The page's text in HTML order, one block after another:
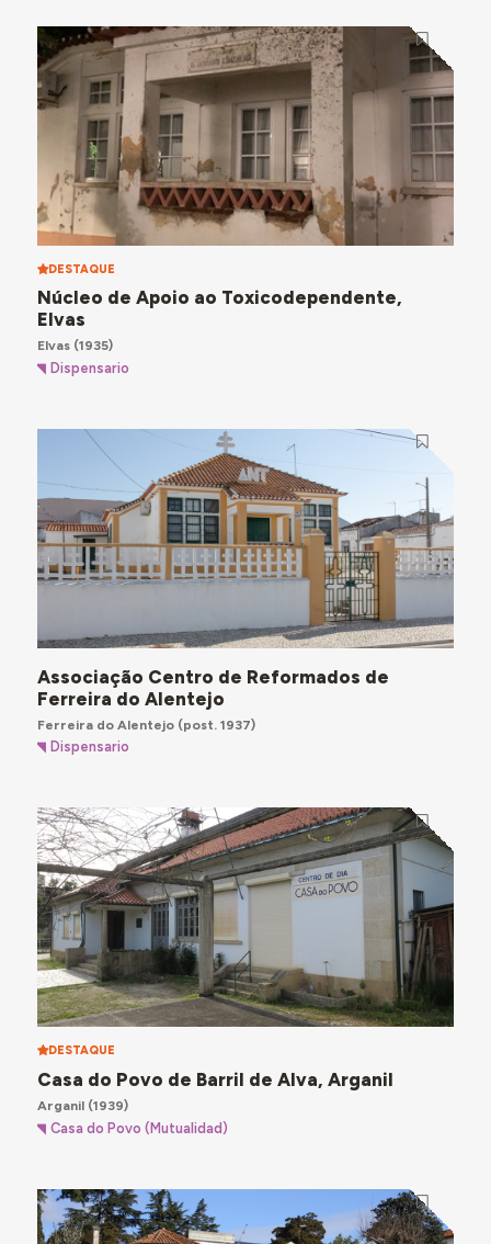
DESTAQUE
Núcleo de Apoio ao Toxicodependente,
Elvas
Elvas(1935)
Dispensario
Associação Centro de Reformados de
Ferreira do Alentejo
Ferreira do Alentejo(post. 1937)
Dispensario
DESTAQUE
Casa do Povo de Barril de Alva, Arganil
Arganil(1939)
Casa do Povo (Mutualidad)